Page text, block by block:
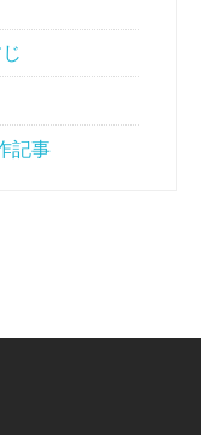
記事